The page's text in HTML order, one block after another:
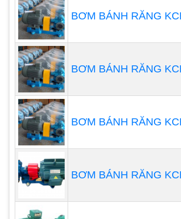
động ở 12 và 24 vôn để sử dụng
động, cũng như 90 vôn để sử dụng
động tốc độ thay đổi. Động cơ
được yêu cầu, đặc biệt để sử dụng
dụng chống cháy nổ.
BƠM BÁNH RĂNG
BƠM BÁNH RĂNG
BƠM BÁNH RĂNG
BƠM BÁNH RĂNG